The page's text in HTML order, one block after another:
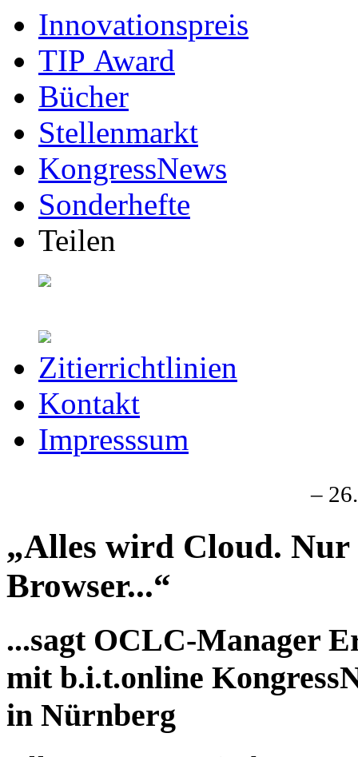
Innovationspreis
TIP Award
Bücher
Stellenmarkt
KongressNews
Sonderhefte
Teilen
Zitierrichtlinien
Kontakt
Impresssum
–
„Alles wird Cloud.
Browser...“
...sagt OCLC-Manager
mit b.i.t.online
in Nürnberg